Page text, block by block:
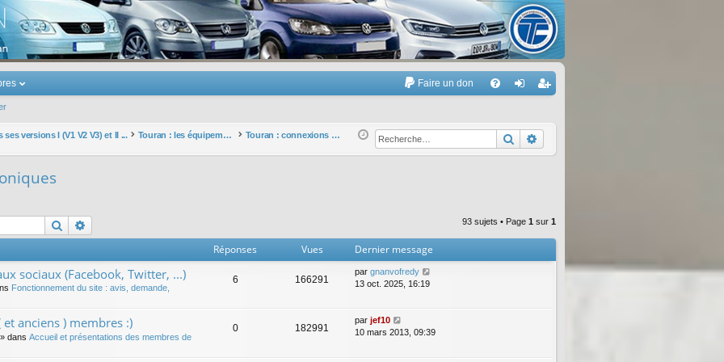
Touran
Faire un don
Q ne
xi
nr
eg
r
versions I (V1 V2 V3) et II ... Touran : les équipements électriques et électroniques Touran : connexions électroniques Rechercher
Rechercher 93 sujets • Page 1 sur 1
Réponses Vues Dernier message
sociaux (Facebook, Twitter, ...)
Fonctionnement du site : avis, demande,
6 166291
par gnanvofredy
13 oct. 2025, 16:19
anciens ) membres :)
» dans Accueil et présentations des membres de
0 182991
par jef10
10 mars 2013, 09:39